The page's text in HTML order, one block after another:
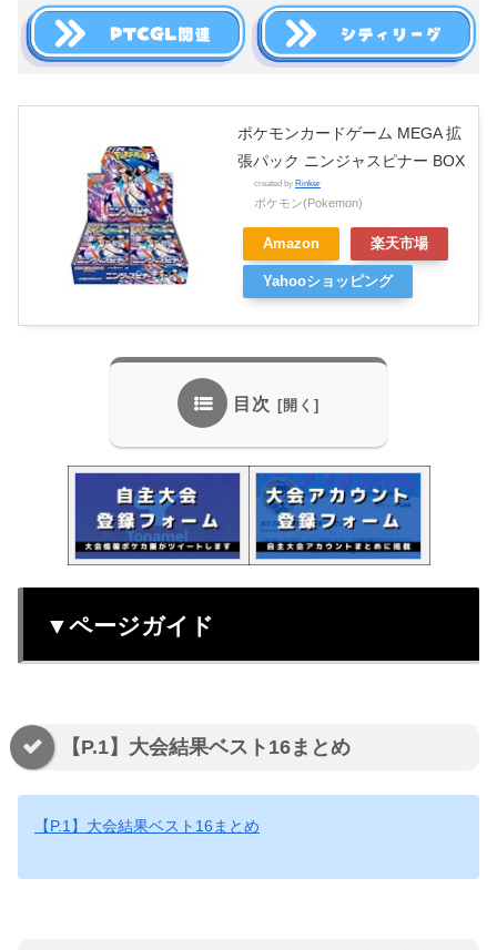
ポケモンカードゲーム MEGA 拡
張パック ニンジャスピナー BOX
created by Rinker
ポケモン(Pokemon)
Amazon 楽天市場
Yahooショッピング
目次
▼ページガイド
【P.1】大会結果ベスト16まとめ
【P.1】大会結果ベスト16まとめ